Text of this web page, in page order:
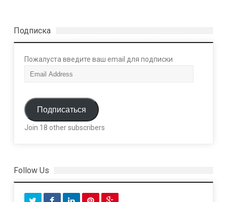
Подписка
Пожалуста введите ваш email для подписки
i
A
r
e
s
Подписаться
Join 18 other subscribers
Follow Us